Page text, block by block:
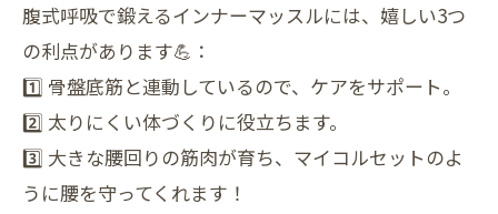
腹式呼吸で鍛えるインナーマッスルには、嬉しい3つ
の利点があります💪：
1️⃣ 骨盤底筋と連動しているので、ケアをサポート。
2️⃣ 太りにくい体づくりに役立ちます。
3️⃣ 大きな腰回りの筋肉が育ち、マイコルセットのよ
うに腰を守ってくれます！